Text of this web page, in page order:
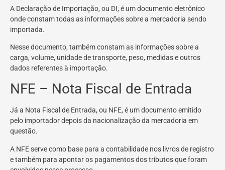
A Declaração de Importação, ou DI, é um documento eletrônico
onde constam todas as informações sobre a mercadoria sendo
importada.
Nesse documento, também constam as informações sobre a
carga, volume, unidade de transporte, peso, medidas e outros
dados referentes à importação.
NFE – Nota Fiscal de Entrada
Já a Nota Fiscal de Entrada, ou NFE, é um documento emitido
pelo importador depois da nacionalização da mercadoria em
questão.
A NFE serve como base para a contabilidade nos livros de registro
e também para apontar os pagamentos dos tributos que foram